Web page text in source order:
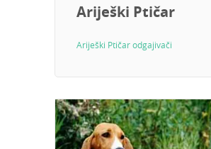
Ariješki Ptičar
Ariješki Ptičar odgajivači